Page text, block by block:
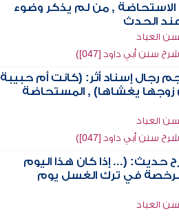
, من لم يذكر وضوء
الحدث
العباد
سنن أبي داود [047])
رجال إسناد أثر: (كانت أم حبيبة
يغشاها) , المستحاضة
العباد
سنن أبي داود [047])
حديث: (... إذا كان هذا اليوم
في ترك الغسل يوم
العباد